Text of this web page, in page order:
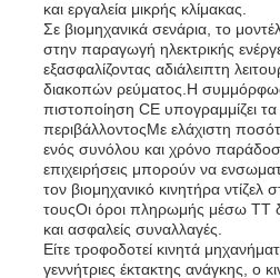
και εργαλεία μικρής κλίμακας.
Σε βιομηχανικά σενάρια, το
στην παραγωγή ηλεκτρικής
εξασφαλίζοντας αδιάλειπτη
διακοπών ρεύματος.Η
πιστοποίηση CE υπογραμμίζει
περιβάλλοντοςΜε ελάχιστη
ενός συνόλου και χρόνο
επιχειρήσεις μπορούν να
τον βιομηχανικό κινητήρα ντίζελ
τουςΟι όροι πληρωμής μέσω TT
και ασφαλείς συναλλαγές.
Είτε τροφοδοτεί κινητά
γεννήτριες έκτακτης ανάγκης, ο